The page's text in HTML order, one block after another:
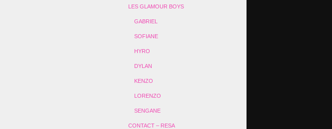
LES GLAMOUR BOYS
GABRIEL
SOFIANE
HYRO
DYLAN
KENZO
LORENZO
SENGANE
CONTACT – RESA